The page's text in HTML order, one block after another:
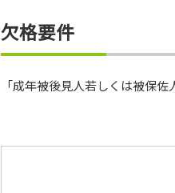
欠格要件
「成年被後見人若しくは被保